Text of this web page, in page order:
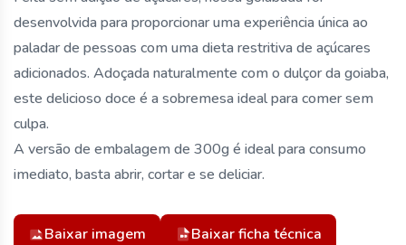
desenvolvida para proporcionar uma experiência única ao
paladar de pessoas com uma dieta restritiva de açúcares
adicionados. Adoçada naturalmente com o dulçor da goiaba,
este delicioso doce é a sobremesa ideal para comer sem
culpa.
A versão de embalagem de 300g é ideal para consumo
imediato, basta abrir, cortar e se deliciar.
Baixar imagem Baixar ficha técnica